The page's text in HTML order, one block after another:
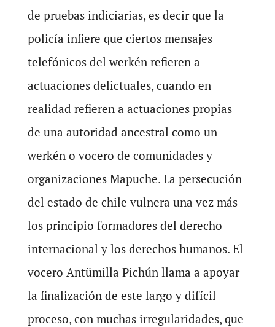
de pruebas indiciarias, es decir que la
policía infiere que ciertos mensajes
telefónicos del werkén refieren a
actuaciones delictuales, cuando en
realidad refieren a actuaciones propias
de una autoridad ancestral como un
werkén o vocero de comunidades y
organizaciones Mapuche. La persecución
del estado de chile vulnera una vez más
los principio formadores del derecho
internacional y los derechos humanos. El
vocero Antümilla Pichún llama a apoyar
la finalización de este largo y difícil
proceso, con muchas irregularidades, que